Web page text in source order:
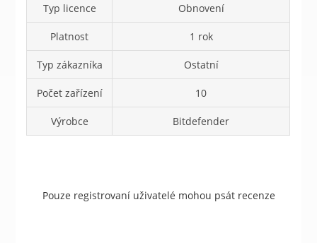
Typ licence Obnovení
Platnost 1 rok
Typ zákazníka Ostatní
Počet zařízení 10
Výrobce Bitdefender
Pouze registrovaní uživatelé mohou psát recenze